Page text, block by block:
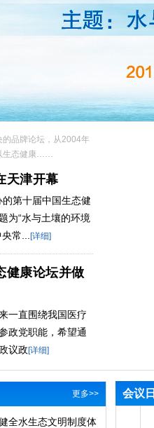
品牌论坛，从2004年
生态健康……
天津开幕
第十届中国生态健
为“水与土壤的环境
常...
[详细]
健康论坛并做
一直围绕我国医疗
政党职能，希望通
议政 [详细]
更多>>
全水生态文明制度体
会议